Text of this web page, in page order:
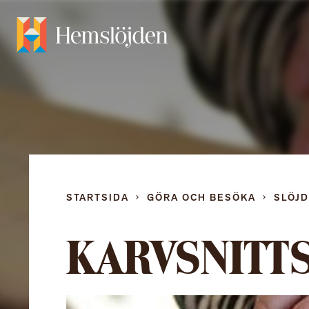
STARTSIDA GÖRA OCH BESÖKA